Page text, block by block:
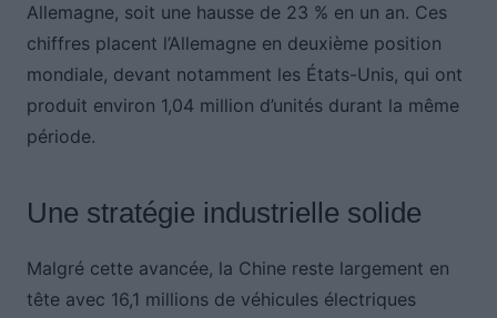
Allemagne, soit une hausse de 23 % en un an. Ces
chiffres placent l’Allemagne en deuxième position
mondiale, devant notamment les États-Unis, qui ont
produit environ 1,04 million d’unités durant la même
période.
Une stratégie industrielle solide
Malgré cette avancée, la Chine reste largement en
tête avec 16,1 millions de véhicules électriques